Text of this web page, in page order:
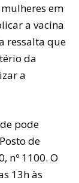
em
a vacina
ressalta que
da
a
pode
de
nº 1100. O
13h às